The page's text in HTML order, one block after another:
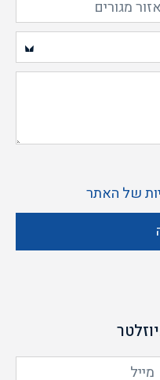
של האתר